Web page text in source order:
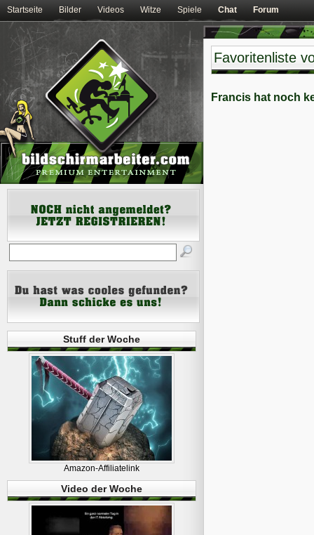
Startseite Bilder Videos Witze Spiele Chat Forum
Favoritenliste
Francis hat noch
Stuff der Woche
Amazon-Affiliatelink
Video der Woche